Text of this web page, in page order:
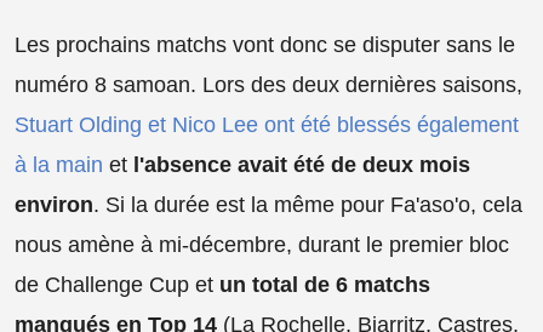
Les prochains matchs vont donc se disputer sans le
numéro 8 samoan. Lors des deux dernières saisons,
Stuart Olding et Nico Lee ont été blessés également
à la main et l'absence avait été de deux mois
environ. Si la durée est la même pour Fa'aso'o, cela
nous amène à mi-décembre, durant le premier bloc
de Challenge Cup et un total de 6 matchs
manqués en Top 14 (La Rochelle, Biarritz, Castres,